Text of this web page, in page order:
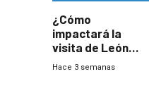
¿Cómo
impactará la
visita de León
XIV a Uruguay?
Hace 3 semanas